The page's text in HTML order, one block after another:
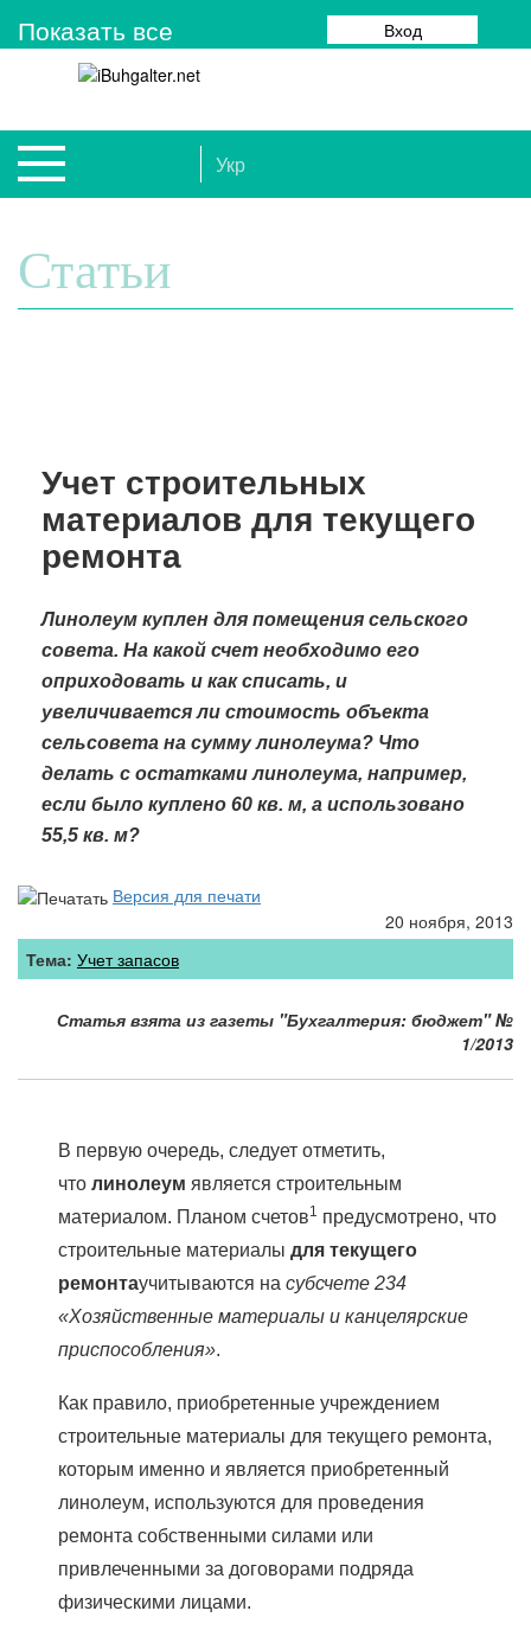
Показать все Вход
Укр
Статьи
Учет строительных
материалов для текущего
ремонта
Линолеум куплен для помещения сельского
совета. На какой счет необходимо его
оприходовать и как списать, и
увеличивается ли стоимость объекта
сельсовета на сумму линолеума? Что
делать с остатками линолеума, например,
если было куплено 60 кв. м, а использовано
55,5 кв. м?
Версия для печати
20 ноября, 2013
Тема: Учет запасов
Статья взята из газеты "Бухгалтерия: бюджет"№
1/2013
В первую очередь, следует отметить,
что линолеум является строительным
материалом. Планом счетов1 предусмотрено, что
строительные материалы для текущего
ремонтаучитываются на субсчете 234
«Хозяйственные материалы и канцелярские
приспособления».
Как правило, приобретенные учреждением
строительные материалы для текущего ремонта,
которым именно и является приобретенный
линолеум, используются для проведения
ремонта собственными силами или
привлеченными за договорами подряда
физическими лицами.